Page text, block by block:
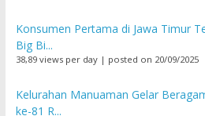
Konsumen Pertama di Jawa Timur
Big Bi...
38,89 views per day| posted on 20/09/2025
Kelurahan Manuaman Gelar
ke-81 R...